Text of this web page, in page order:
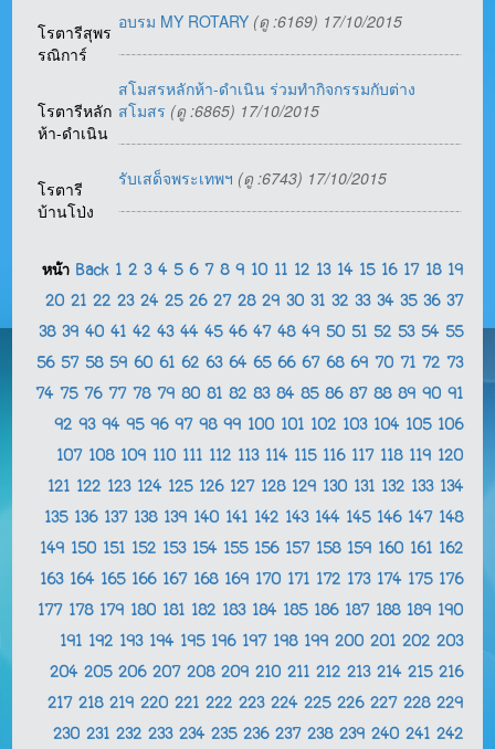
โรตารีสุพร
รณิการ์
อบรม MY ROTARY (ดู :6169) 17/10/2015
โรตารีหลัก
ห้า-ดำเนิน
สโมสรหลักห้า-ดำเนิน ร่วมทำกิจกรรมกับต่าง
สโมสร (ดู :6865) 17/10/2015
โรตารี
บ้านโป่ง
รับเสด็จพระเทพฯ (ดู :6743) 17/10/2015
หน้า Back 1 2 3 4 5 6 7 8 9 10 11 12 13 14 15 16 17 18 19
20 21 22 23 24 25 26 27 28 29 30 31 32 33 34 35 36 37
38 39 40 41 42 43 44 45 46 47 48 49 50 51 52 53 54 55
56 57 58 59 60 61 62 63 64 65 66 67 68 69 70 71 72 73
74 75 76 77 78 79 80 81 82 83 84 85 86 87 88 89 90 91
92 93 94 95 96 97 98 99 100 101 102 103 104 105 106
107 108 109 110 111 112 113 114 115 116 117 118 119 120
121 122 123 124 125 126 127 128 129 130 131 132 133 134
135 136 137 138 139 140 141 142 143 144 145 146 147 148
149 150 151 152 153 154 155 156 157 158 159 160 161 162
163 164 165 166 167 168 169 170 171 172 173 174 175 176
177 178 179 180 181 182 183 184 185 186 187 188 189 190
191 192 193 194 195 196 197 198 199 200 201 202 203
204 205 206 207 208 209 210 211 212 213 214 215 216
217 218 219 220 221 222 223 224 225 226 227 228 229
230 231 232 233 234 235 236 237 238 239 240 241 242